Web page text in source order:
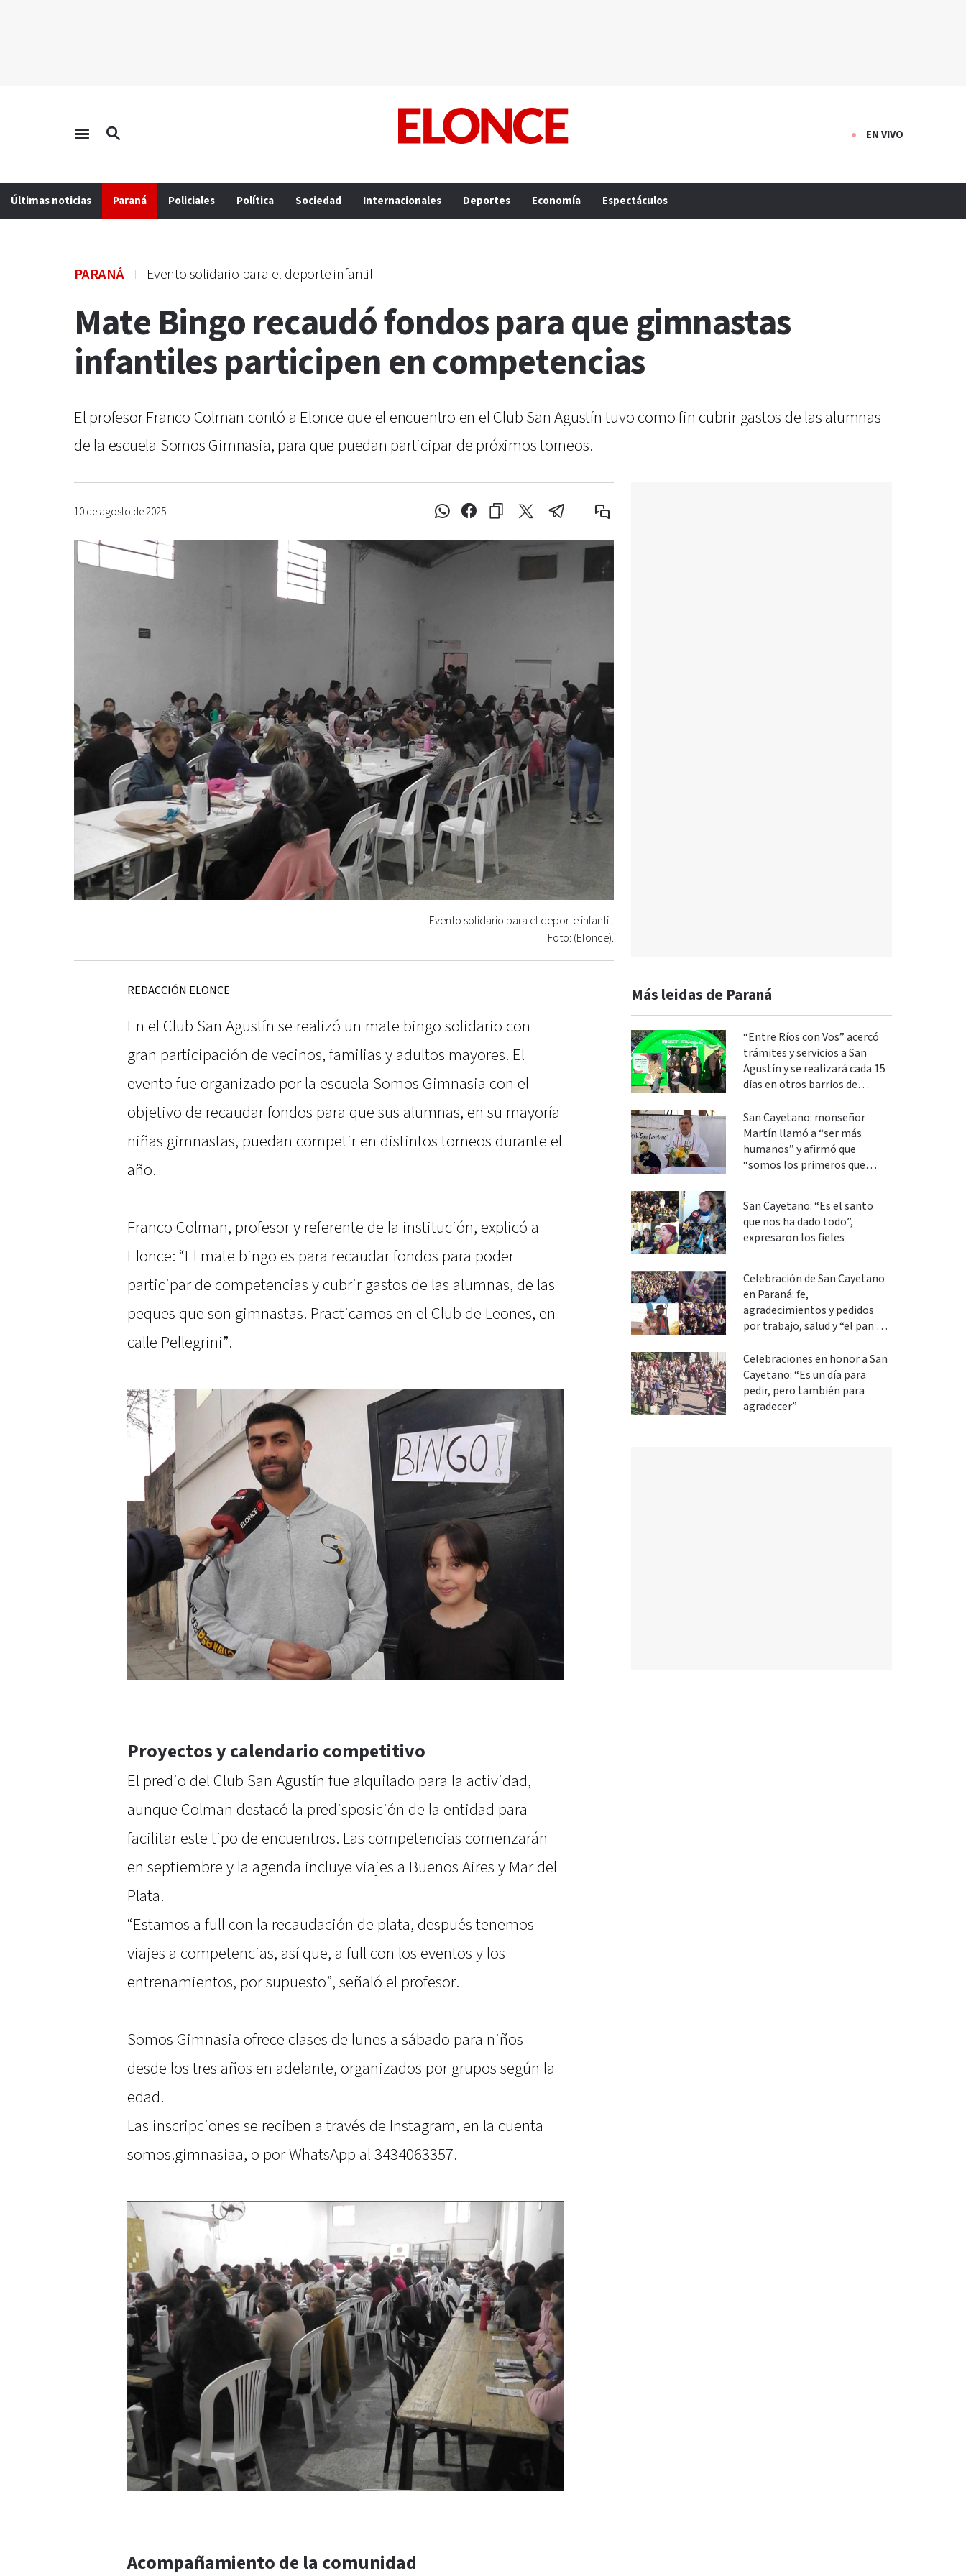
EN VIVO
Últimas noticias Paraná Policiales Política Sociedad Internacionales Deportes Economía Espectáculos
PARANÁ Evento solidario para el deporte infantil
Mate Bingo recaudó fondos para que gimnastas
infantiles participen en competencias
El profesor Franco Colman contó a Elonce que el encuentro en el Club San Agustín tuvo como fin cubrir gastos de las alumnas
de la escuela Somos Gimnasia, para que puedan participar de próximos torneos.
10 de agosto de 2025
Evento solidario para el deporte infantil.
Foto: (Elonce).
REDACCIÓN ELONCE
En el Club San Agustín se realizó un mate bingo solidario con
gran participación de vecinos, familias y adultos mayores. El
evento fue organizado por la escuela Somos Gimnasia con el
objetivo de recaudar fondos para que sus alumnas, en su mayoría
niñas gimnastas, puedan competir en distintos torneos durante el
año.
Franco Colman, profesor y referente de la institución, explicó a
Elonce: “El mate bingo es para recaudar fondos para poder
participar de competencias y cubrir gastos de las alumnas, de las
peques que son gimnastas. Practicamos en el Club de Leones, en
calle Pellegrini”.
Proyectos y calendario competitivo
El predio del Club San Agustín fue alquilado para la actividad,
aunque Colman destacó la predisposición de la entidad para
facilitar este tipo de encuentros. Las competencias comenzarán
en septiembre y la agenda incluye viajes a Buenos Aires y Mar del
Plata.
“Estamos a full con la recaudación de plata, después tenemos
viajes a competencias, así que, a full con los eventos y los
entrenamientos, por supuesto”, señaló el profesor.
Somos Gimnasia ofrece clases de lunes a sábado para niños
desde los tres años en adelante, organizados por grupos según la
edad.
Las inscripciones se reciben a través de Instagram, en la cuenta
somos.gimnasiaa, o por WhatsApp al 3434063357.
Acompañamiento de la comunidad
Más leidas de Paraná
“Entre Ríos con Vos” acercó
trámites y servicios a San
Agustín y se realizará cada 15
días en otros barrios de
San Cayetano: monseñor
Martín llamó a “ser más
humanos” y afirmó que
“somos los primeros que
San Cayetano: “Es el santo
que nos ha dado todo”,
expresaron los fieles
Celebración de San Cayetano
en Paraná: fe,
agradecimientos y pedidos
por trabajo, salud y “el pan de
Celebraciones en honor a San
Cayetano: “Es un día para
pedir, pero también para
agradecer”